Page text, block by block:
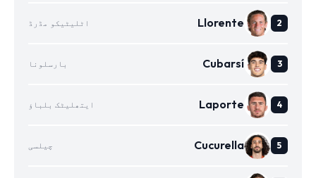
Llorente اٹلیٹیکو مڈرڈ
Cubarsí بارسلونا
Laporte ایتھلیٹک بلباؤ
Cucurella چیلسی